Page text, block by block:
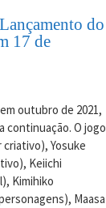
do
17 de
outubro de 2021,
continuação. O jogo
Yosuke
Keiichi
Kimihiko
Maasa